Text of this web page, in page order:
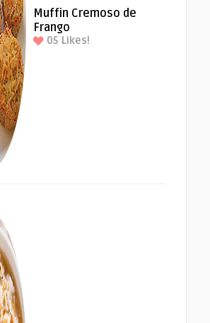
Muffin Cremoso de
Frango
05 Likes!